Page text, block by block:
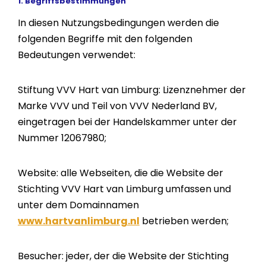
In diesen Nutzungsbedingungen werden die
folgenden Begriffe mit den folgenden
Bedeutungen verwendet:
Stiftung VVV Hart van Limburg: Lizenznehmer der
Marke VVV und Teil von VVV Nederland BV,
eingetragen bei der Handelskammer unter der
Nummer 12067980;
Website: alle Webseiten, die die Website der
Stichting VVV Hart van Limburg umfassen und
unter dem Domainnamen
www.hartvanlimburg.nl betrieben werden;
Besucher: jeder, der die Website der Stichting